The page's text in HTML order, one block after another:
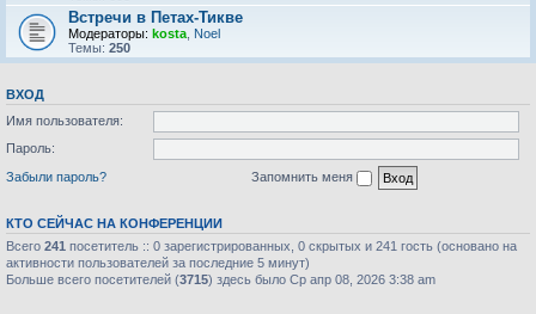
Встречи в Петах-Тикве
Модераторы: kosta Noel
Темы: 250
ВХОД
Имя пользователя:
Пароль:
Забыли пароль?
Запомнить меня
КТО СЕЙЧАС НА КОНФЕРЕНЦИИ
Всего 241 посетитель :: 0 зарегистрированных, 0 скрытых и 241 гость (основано на
активности пользователей за последние 5 минут)
Больше всего посетителей (3715) здесь было Ср апр 08, 2026 3:38 am